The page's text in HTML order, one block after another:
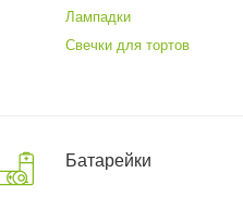
Лампадки
Свечки для тортов
Батарейки